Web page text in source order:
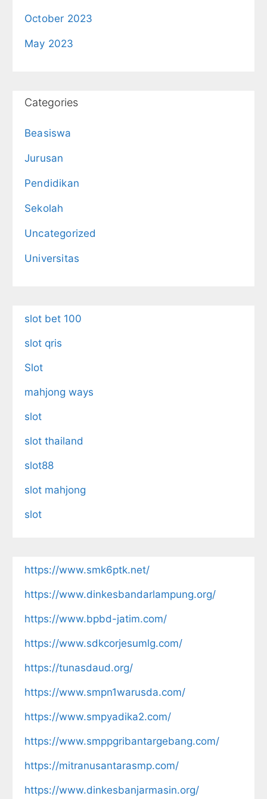
October 2023
May 2023
Categories
Beasiswa
Jurusan
Pendidikan
Sekolah
Uncategorized
Universitas
slot bet 100
slot qris
Slot
mahjong ways
slot
slot thailand
slot88
slot mahjong
slot
https://www.smk6ptk.net/
https://www.dinkesbandarlampung.org/
https://www.bpbd-jatim.com/
https://www.sdkcorjesumlg.com/
https://tunasdaud.org/
https://www.smpn1warusda.com/
https://www.smpyadika2.com/
https://www.smppgribantargebang.com/
https://mitranusantarasmp.com/
https://www.dinkesbanjarmasin.org/